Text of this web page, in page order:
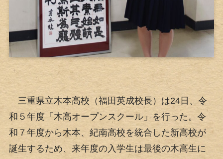
三重県立木本高校（福田英成校長）は24日、令
和５年度「木高オープンスクール」を行った。令
和７年度から木本、紀南高校を統合した新高校が
誕生するため、来年度の入学生は最後の木高生に